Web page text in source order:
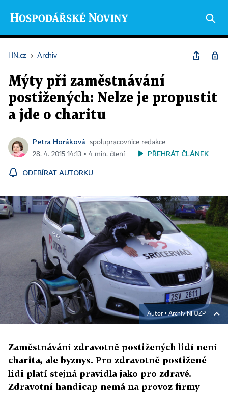
HN.cz › Archiv
Mýty při zaměstnávání
postižených: Nelze je propustit
a jde o charitu
Petra Horáková
spolupracovnice redakce
28. 4. 2015 14:13 ▪ 4 min. čtení
PŘEHRÁT ČLÁNEK
ODEBÍRAT AUTORKU
Autor ▪Archiv NFOZP
Zaměstnávání zdravotně postižených lidí není
charita, ale byznys. Pro zdravotně postižené
lidi platí stejná pravidla jako pro zdravé.
Zdravotní handicap nemá na provoz firmy